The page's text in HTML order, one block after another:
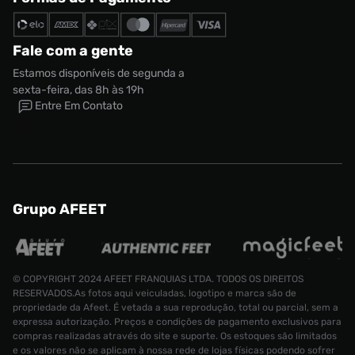
Fale com a gente
Estamos disponíveis de segunda a
sexta-feira, das 8h às 19h
Entre Em Contato
Grupo AFEET
© COPYRIGHT 2024 AFEET FRANQUIAS LTDA. TODOS OS DIREITOS
RESERVADOS.As fotos aqui veiculadas, logotipo e marca são de
propriedade da Afeet. É vetada a sua reprodução, total ou parcial, sem a
expressa autorização. Preços e condições de pagamento exclusivos para
compras realizadas através do site e suporte. Os estoques são limitados
e os valores não se aplicam à nossa rede de lojas físicas podendo sofrer